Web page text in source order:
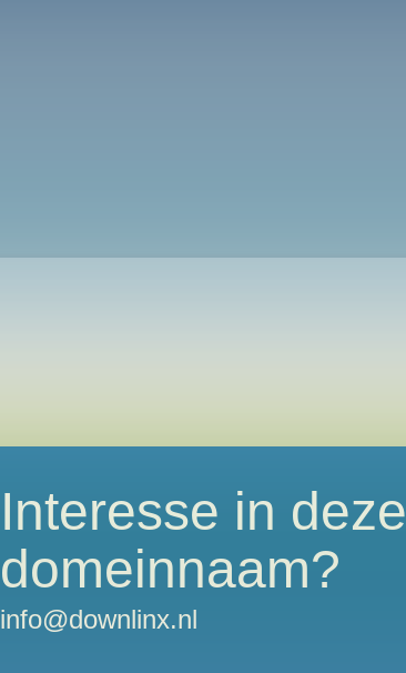
Interesse in deze
domeinnaam?
info@downlinx.nl